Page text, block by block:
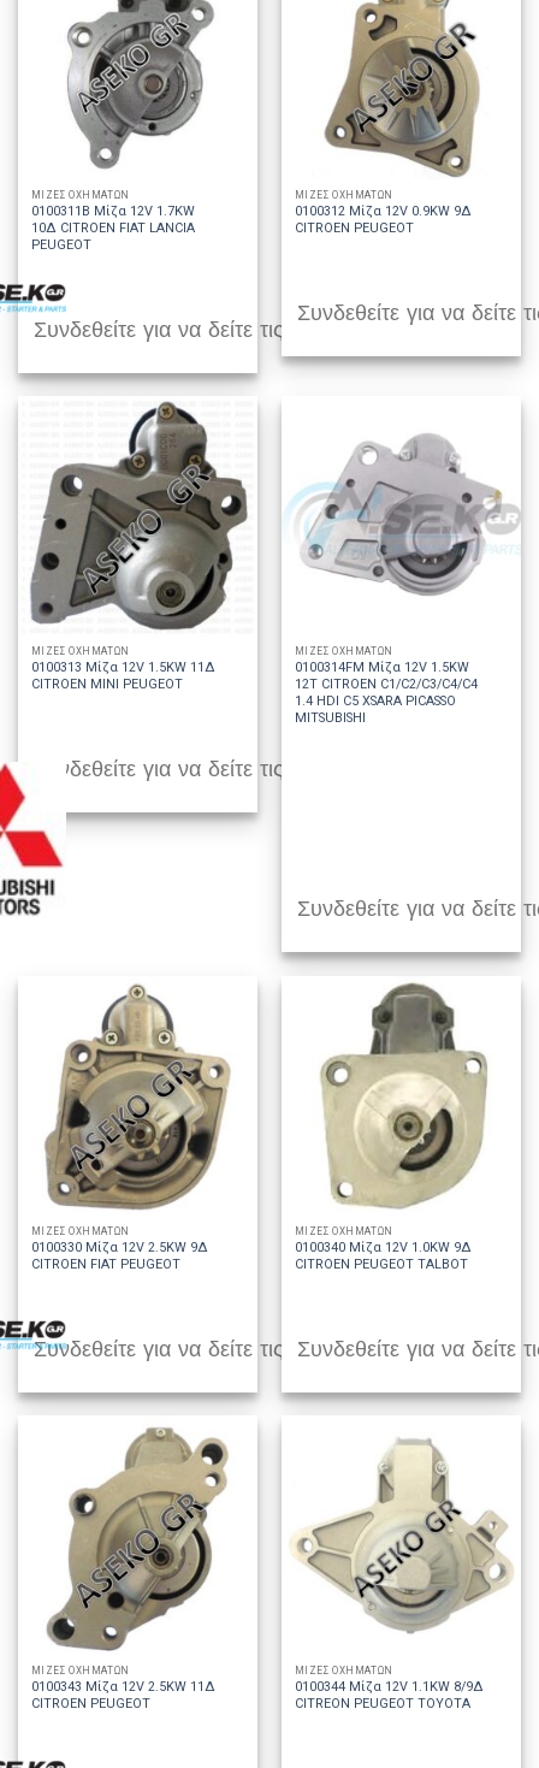
ΜΙΖΕΣ ΟΧΗΜΑΤΩΝ
0100311B Μίζα 12V 1.7KW
10Δ CITROEN FIAT LANCIA
PEUGEOT
Συνδεθείτε για να δείτε τις τιμές
ΜΙΖΕΣ ΟΧΗΜΑΤΩΝ
0100312 Μίζα 12V 0.9KW 9Δ
CITROEN PEUGEOT
Συνδεθείτε για να δείτε
ΜΙΖΕΣ ΟΧΗΜΑΤΩΝ
0100313 Μίζα 12V 1.5KW 11Δ
CITROEN MINI PEUGEOT
Συνδεθείτε για να δείτε τις τιμές
ΜΙΖΕΣ ΟΧΗΜΑΤΩΝ
0100314FM Μίζα 12V 1.5KW
12T CITROEN C1/C2/C3/C4/C4
1.4 HDI C5 XSARA PICASSO
MITSUBISHI
Συνδεθείτε για να δείτε
ΜΙΖΕΣ ΟΧΗΜΑΤΩΝ
0100330 Μίζα 12V 2.5KW 9Δ
CITROEN FIAT PEUGEOT
Συνδεθείτε για να δείτε τις τιμές
ΜΙΖΕΣ ΟΧΗΜΑΤΩΝ
0100340 Μίζα 12V 1.0KW 9Δ
CITROEN PEUGEOT TALBOT
Συνδεθείτε για να δείτε
ΜΙΖΕΣ ΟΧΗΜΑΤΩΝ
0100343 Μίζα 12V 2.5KW 11Δ
CITROEN PEUGEOT
ΜΙΖΕΣ ΟΧΗΜΑΤΩΝ
0100344 Μίζα 12V 1.1KW 8/9Δ
CITREON PEUGEOT TOYOTA